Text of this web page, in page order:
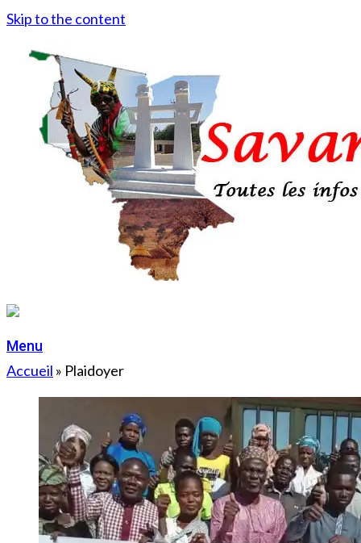
Skip to the content
Menu
Accueil » Plaidoyer